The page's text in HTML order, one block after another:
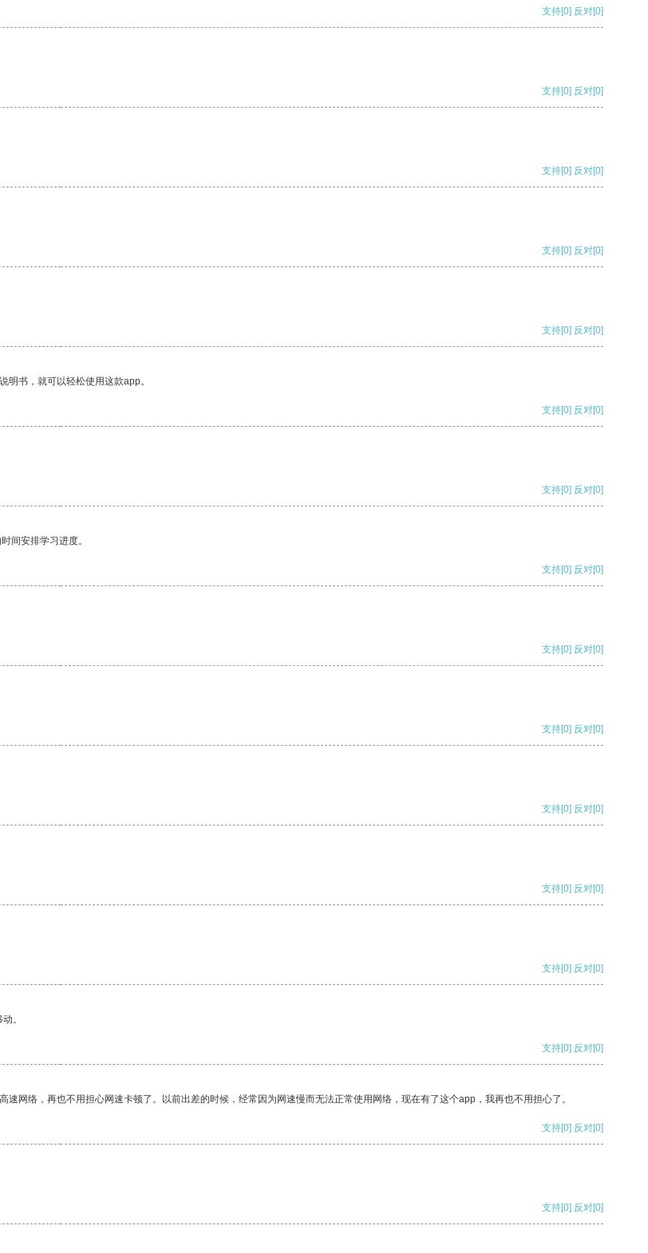
支持[0] 反对[0]
支持[0] 反对[0]
支持[0] 反对[0]
支持[0] 反对[0]
支持[0] 反对[0]
明书，就可以轻松使用这款app。
支持[0] 反对[0]
支持[0] 反对[0]
间安排学习进度。
支持[0] 反对[0]
支持[0] 反对[0]
支持[0] 反对[0]
支持[0] 反对[0]
支持[0] 反对[0]
支持[0] 反对[0]
。
支持[0] 反对[0]
网络，再也不用担心网速卡顿了。以前出差的时候，经常因为网速慢而无法正常使用网络，现在有了这个app，我再也不用担心了。
支持[0] 反对[0]
支持[0] 反对[0]